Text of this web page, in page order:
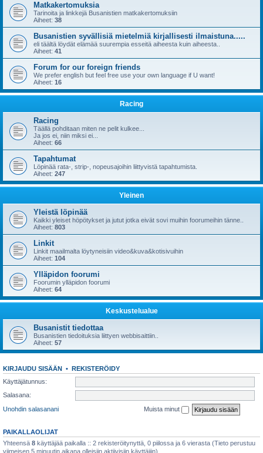
Matkakertomuksia
Tarinoita ja linkkejä Busanistien matkakertomuksiin
Aiheet: 38
Busanistien syvällisiä mietelmiä kirjallisesti ilmaistuna.....
eli täältä löydät elämää suurempia esseitä aiheesta kuin aiheesta..
Aiheet: 41
Forum for our foreign friends
We prefer english but feel free use your own language if U want!
Aiheet: 16
Racing
Racing
Täällä pohditaan miten ne pelit kulkee...
Ja jos ei, niin miksi ei...
Aiheet: 66
Tapahtumat
Löpinää rata-, strip-, nopeusajoihin liittyvistä tapahtumista.
Aiheet: 247
Yleinen
Yleistä löpinää
Kaikki yleiset höpötykset ja jutut jotka eivät sovi muihin foorumeihin tänne..
Aiheet: 803
Linkit
Linkit maailmalta löytyneisiin video&kuva&kotisivuihin
Aiheet: 104
Ylläpidon foorumi
Foorumin ylläpidon foorumi
Aiheet: 64
Keskustelualue
Busanistit tiedottaa
Busanistien tiedoituksia liittyen webbisaittiin..
Aiheet: 57
KIRJAUDU SISÄÄN • REKISTERÖIDY
Käyttäjätunnus:
Salasana:
Unohdin salasanani
Muista minut
PAIKALLAOLIJAT
Yhteensä 8 käyttäjää paikalla :: 2 rekisteröitynyttä, 0 piilossa ja 6 vierasta (Tieto perustuu
viimeisen 5 minuutin aikana olleisiin aktiivisiin käyttäjiin)